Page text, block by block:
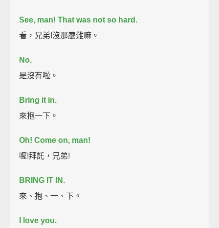
See, man! That was not so hard.
看，兄弟!沒那麼難嘛。
No.
是沒有啦。
Bring it in.
來抱一下。
Oh! Come on, man!
喔!拜託，兄弟!
BRING IT IN.
來、抱、一、下。
I love you.